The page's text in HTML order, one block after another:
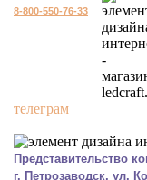
8-800-550-76-33
телеграм
Представительство
г. Петрозаводск, ул.